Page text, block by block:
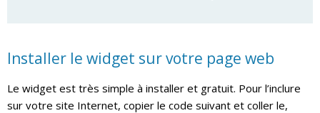
Installer le widget sur votre page web
Le widget est très simple à installer et gratuit. Pour l’inclure
sur votre site Internet, copier le code suivant et coller le,